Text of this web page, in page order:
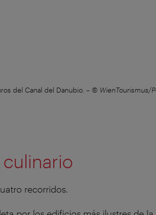
del Canal del Danubio. – © WienTourismus/
culinario
recorridos.